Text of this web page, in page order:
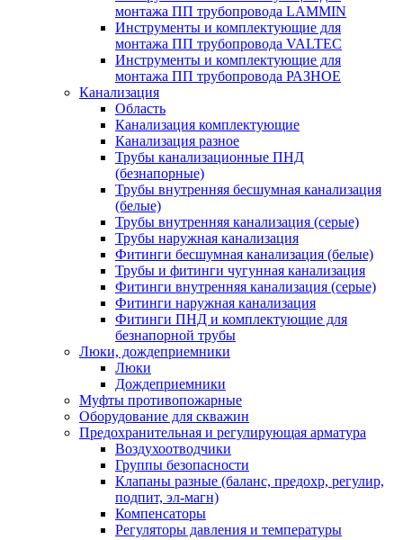
монтажа ПП трубопровода LAMMIN
Инструменты и комплектующие для
монтажа ПП трубопровода VALTEC
Инструменты и комплектующие для
монтажа ПП трубопровода РАЗНОЕ
Канализация
Область
Канализация комплектующие
Канализация разное
Трубы канализационные ПНД
(безнапорные)
Трубы внутренняя бесшумная канализация
(белые)
Трубы внутренняя канализация (серые)
Трубы наружная канализация
Фитинги бесшумная канализация (белые)
Трубы и фитинги чугунная канализация
Фитинги внутренняя канализация (серые)
Фитинги наружная канализация
Фитинги ПНД и комплектующие для
безнапорной трубы
Люки, дождеприемники
Люки
Дождеприемники
Муфты противопожарные
Оборудование для скважин
Предохранительная и регулирующая арматура
Воздухоотводчики
Группы безопасности
Клапаны разные (баланс, предохр, регулир,
подпит, эл-магн)
Компенсаторы
Регуляторы давления и температуры